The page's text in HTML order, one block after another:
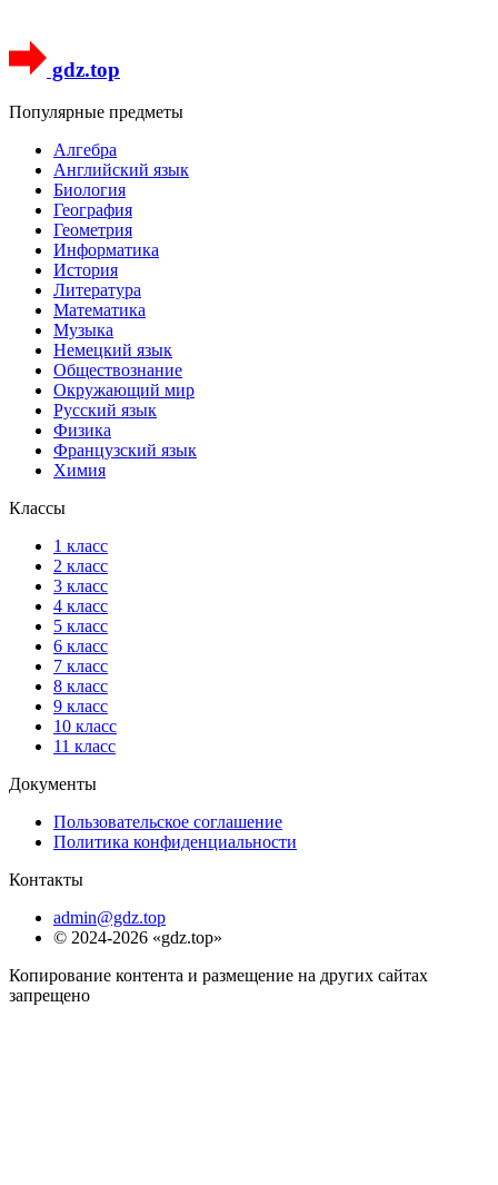
gdz.top
Популярные предметы
Алгебра
Английский язык
Биология
География
Геометрия
Информатика
История
Литература
Математика
Музыка
Немецкий язык
Обществознание
Окружающий мир
Русский язык
Физика
Французский язык
Химия
Классы
1 класс
2 класс
3 класс
4 класс
5 класс
6 класс
7 класс
8 класс
9 класс
10 класс
11 класс
Документы
Пользовательское соглашение
Политика конфиденциальности
Контакты
admin@gdz.top
© 2024-2026 «gdz.top»
Копирование контента и размещение на других сайтах
запрещено